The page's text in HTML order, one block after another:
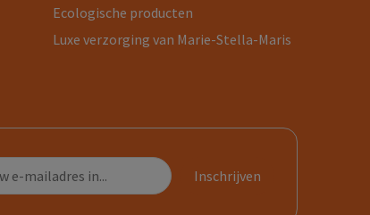
Ecologische producten
Luxe verzorging van Marie-Stella-Maris